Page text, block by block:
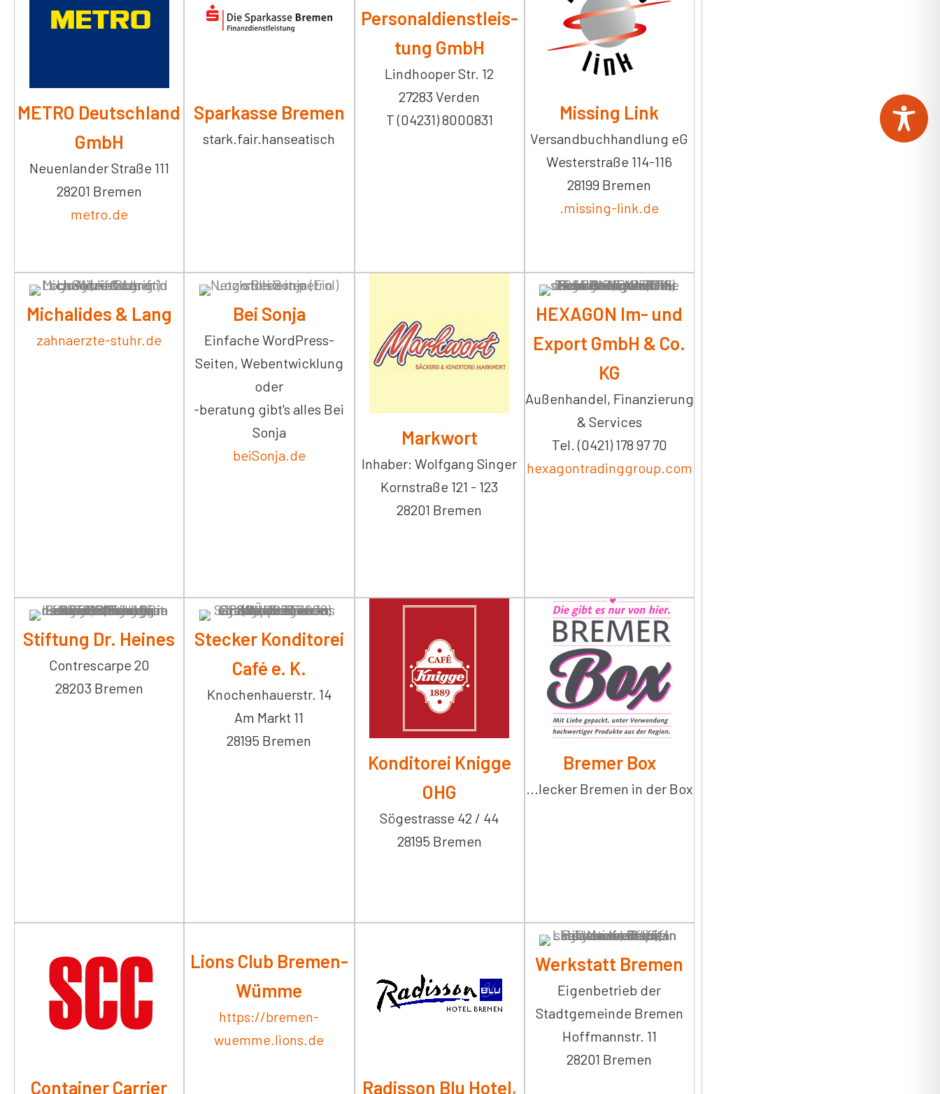
METRO Deutschland
GmbH
Neuenlander Straße 111
28201 Bremen
metro.de
Sparkasse Bremen
stark.fair.hanseatisch
Personaldienstleis­
tung GmbH
Lindhooper Str. 12
27283 Verden
T (04231) 8000831
Missing Link
Versandbuchhandlung eG
Westerstraße 114-116
28199 Bremen
.missing-link.de
Michalides & Lang
zahnaerzte-stuhr.de
Bei Sonja
Einfache WordPress-
Seiten, Webentwicklung
oder
-beratung gibt's alles Bei
Sonja
beiSonja.de
Markwort
Inhaber: Wolfgang Singer
Kornstraße 121 - 123
28201 Bremen
HEXAGON Im- und
Export GmbH & Co.
KG
Außenhandel, Finanzierung
& Services
Tel. (0421) 178 97 70
hexagontradinggroup.com
Stiftung Dr. Heines
Contrescarpe 20
28203 Bremen
Stecker Konditorei
Café e. K.
Knochenhauerstr. 14
Am Markt 11
28195 Bremen
Konditorei Knigge
OHG
Sögestrasse 42 / 44
28195 Bremen
Bremer Box
...lecker Bremen in der Box
Container Carrier
Lions Club Bremen-
Wümme
https://bremen-
wuemme.lions.de
Radisson Blu Hotel,
Werkstatt Bremen
Eigenbetrieb der
Stadtgemeinde Bremen
Hoffmannstr. 11
28201 Bremen